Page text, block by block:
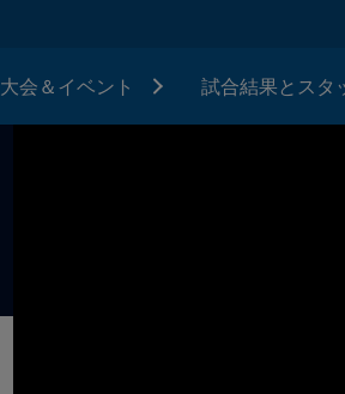
大会＆イベント 試合結果とスタ